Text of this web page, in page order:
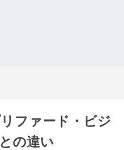
ファード・ビジ
の違い